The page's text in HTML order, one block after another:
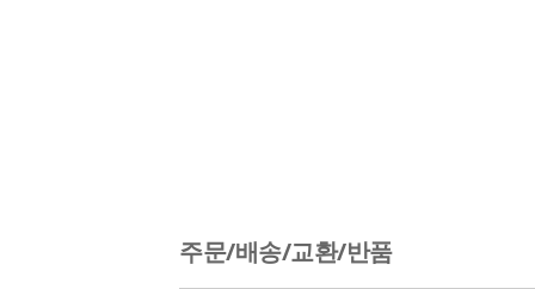
주문/배송/교환/반품